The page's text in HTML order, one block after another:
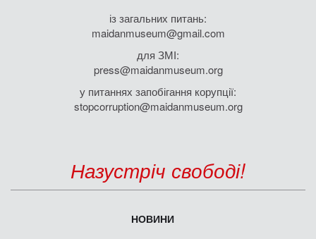
із загальних питань:
maidanmuseum@gmail.com
для ЗМІ:
press@maidanmuseum.org
у питаннях запобігання корупції:
stopcorruption@maidanmuseum.org
Назустріч свободі!
НОВИНИ